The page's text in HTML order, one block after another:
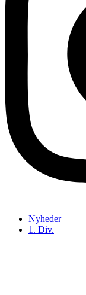
Nyheder
1. Div.